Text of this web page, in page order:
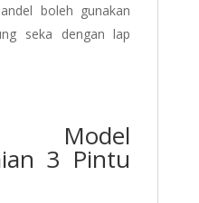
boleh gunakan
seka dengan lap
Model
3 Pintu